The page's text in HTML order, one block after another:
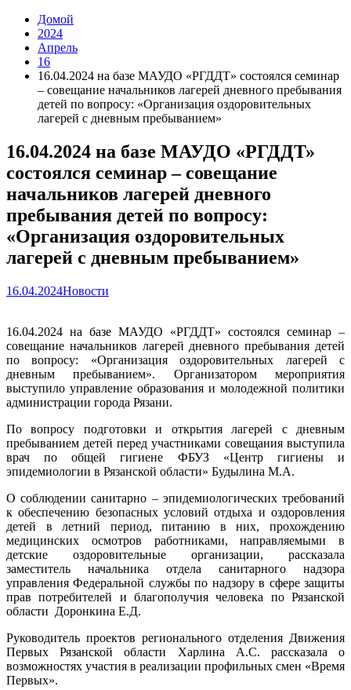
Домой
2024
Апрель
16
16.04.2024 на базе МАУДО «РГДДТ» состоялся семинар
– совещание начальников лагерей дневного пребывания
детей по вопросу: «Организация оздоровительных
лагерей с дневным пребыванием»
16.04.2024 на базе МАУДО «РГДДТ»
состоялся семинар – совещание
начальников лагерей дневного
пребывания детей по вопросу:
«Организация оздоровительных
лагерей с дневным пребыванием»
16.04.2024Новости
16.04.2024 на базе МАУДО «РГДДТ» состоялся семинар –
совещание начальников лагерей дневного пребывания детей
по вопросу: «Организация оздоровительных лагерей с
дневным пребыванием». Организатором мероприятия
выступило управление образования и молодежной политики
администрации города Рязани.
По вопросу подготовки и открытия лагерей с дневным
пребыванием детей перед участниками совещания выступила
врач по общей гигиене ФБУЗ «Центр гигиены и
эпидемиологии в Рязанской области» Будылина М.А.
О соблюдении санитарно – эпидемиологических требований
к обеспечению безопасных условий отдыха и оздоровления
детей в летний период, питанию в них, прохождению
медицинских осмотров работниками, направляемыми в
детские оздоровительные организации, рассказала
заместитель начальника отдела санитарного надзора
управления Федеральной службы по надзору в сфере защиты
прав потребителей и благополучия человека по Рязанской
области Доронкина Е.Д.
Руководитель проектов регионального отделения Движения
Первых Рязанской области Харлина А.С. рассказала о
возможностях участия в реализации профильных смен «Время
Первых».